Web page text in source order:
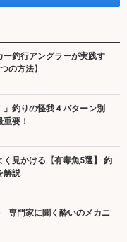
ー釣行アングラーが実践す
の方法】
」釣りの怪我４パターン別
要！
く見かける【有毒魚5選】 釣
解説
専門家に聞く酔いのメカニ